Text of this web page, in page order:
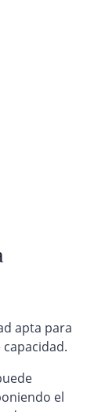
apta para
el